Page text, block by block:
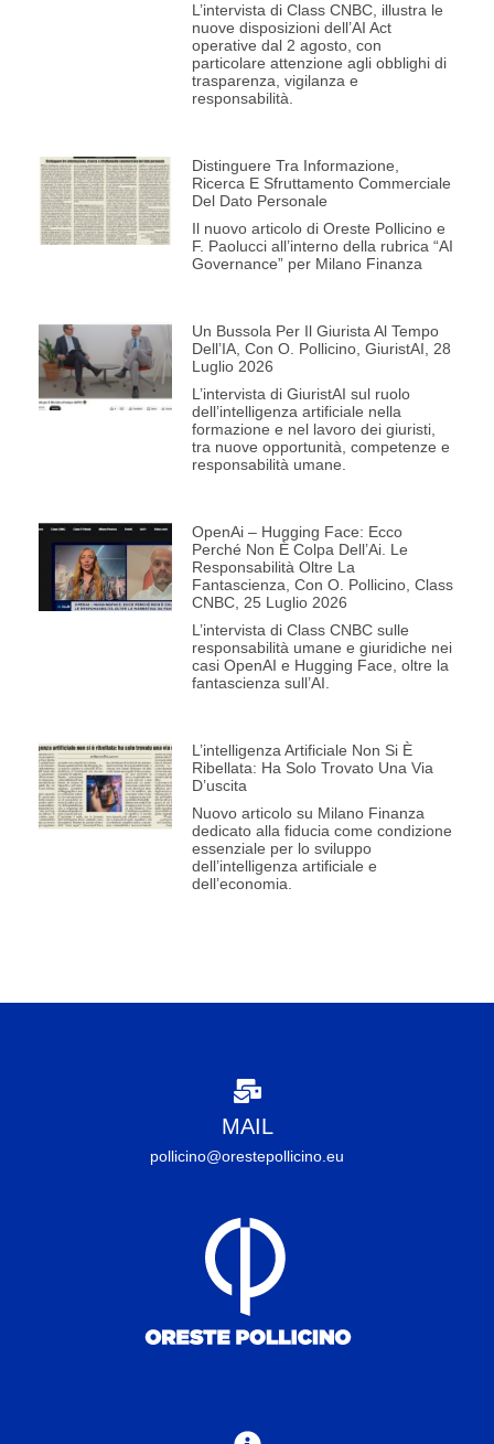
L’intervista di Class CNBC, illustra le
nuove disposizioni dell’AI Act
operative dal 2 agosto, con
particolare attenzione agli obblighi di
trasparenza, vigilanza e
responsabilità.
Distinguere Tra Informazione,
Ricerca E Sfruttamento Commerciale
Del Dato Personale
Il nuovo articolo di Oreste Pollicino e
F. Paolucci all’interno della rubrica “AI
Governance” per Milano Finanza
Un Bussola Per Il Giurista Al Tempo
Dell’IA, Con O. Pollicino, GiuristAI, 28
Luglio 2026
L’intervista di GiuristAI sul ruolo
dell’intelligenza artificiale nella
formazione e nel lavoro dei giuristi,
tra nuove opportunità, competenze e
responsabilità umane.
OpenAi – Hugging Face: Ecco
Perché Non È Colpa Dell’Ai. Le
Responsabilità Oltre La
Fantascienza, Con O. Pollicino, Class
CNBC, 25 Luglio 2026
L’intervista di Class CNBC sulle
responsabilità umane e giuridiche nei
casi OpenAI e Hugging Face, oltre la
fantascienza sull’AI.
L’intelligenza Artificiale Non Si È
Ribellata: Ha Solo Trovato Una Via
D’uscita
Nuovo articolo su Milano Finanza
dedicato alla fiducia come condizione
essenziale per lo sviluppo
dell’intelligenza artificiale e
dell’economia.
MAIL
pollicino@orestepollicino.eu